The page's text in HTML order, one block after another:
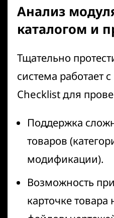
Анализ
каталогом и
Тщательно
система работает
Checklist для
Поддержка
товаров
модификации).
Возможность
карточке товара